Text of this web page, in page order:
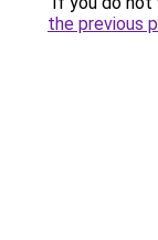
the previous